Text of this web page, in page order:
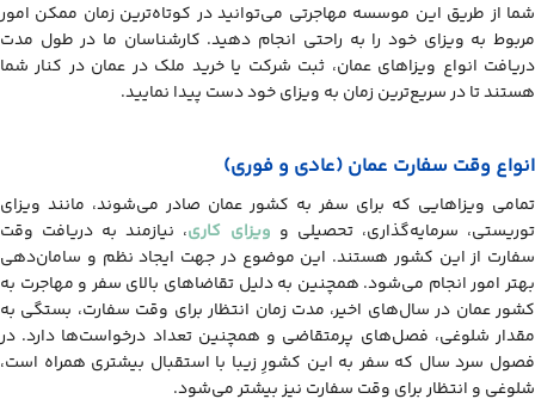
شما از طریق این موسسه مهاجرتی می‌توانید در کوتاه‌ترین زمان ممکن امور
مربوط به ویزای خود را به راحتی انجام دهید. کارشناسان ما در طول مدت
دریافت انواع ویزاهای عمان، ثبت شرکت یا خرید ملک در عمان در کنار شما
هستند تا در سریع‌ترین زمان به ویزای خود دست پیدا نمایید.
انواع وقت سفارت عمان (عادی و فوری)
تمامی ویزاهایی که برای سفر به کشور عمان صادر می‌شوند، مانند ویزای
توریستی، سرمایه‌گذاری، تحصیلی و ویزای کاری، نیازمند به دریافت وقت
سفارت از این کشور هستند. این موضوع در جهت ایجاد نظم و سامان‌دهی
بهتر امور انجام می‌شود. همچنین به دلیل تقاضاهای بالای سفر و مهاجرت به
کشور عمان در سال‌های اخیر، مدت زمان انتظار برای وقت سفارت، بستگی به
مقدار شلوغی، فصل‌های پرمتقاضی و همچنین تعداد درخواست‌ها دارد. در
فصول سرد سال که سفر به این کشورِ زیبا با استقبال بیشتری همراه است،
شلوغی و انتظار برای وقت سفارت نیز بیشتر می‌شود.